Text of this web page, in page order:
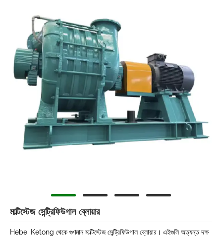
মাল্টিস্টেজ সেন্ট্রিফিউগাল ব্লোয়ার
Hebei Ketong থেকে গুণমান মাল্টিস্টেজ সেন্ট্রিফিউগাল ব্লোয়ার। এইগুলি অত্যন্ত দক্ষ